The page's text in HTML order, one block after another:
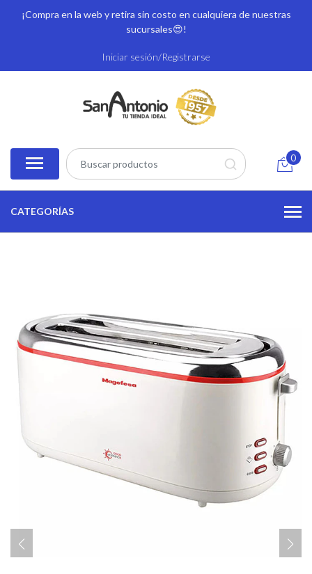
¡Compra en la web y retira sin costo en cualquiera de nuestras
sucursales😍!
Iniciar sesión/Registrarse
0
CATEGORÍAS